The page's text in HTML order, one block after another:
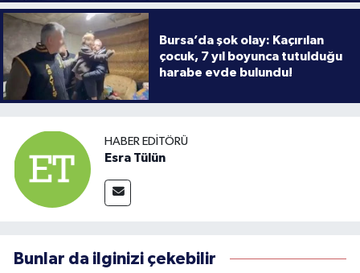
Bursa’da şok olay: Kaçırılan
çocuk, 7 yıl boyunca tutulduğu
harabe evde bulundu!
HABER EDITÖRÜ
Esra Tülün
Bunlar da ilginizi çekebilir